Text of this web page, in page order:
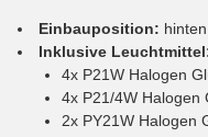
Einbauposition:
Inklusive
4x P21W Halogen
4x P21/4W Halogen
2x PY21W Halogen